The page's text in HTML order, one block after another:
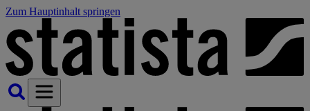
Zum Hauptinhalt springen